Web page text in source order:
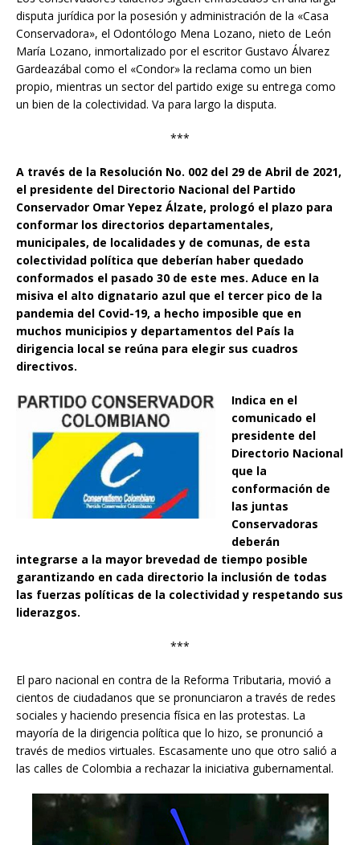
disputa jurídica por la posesión y administración de la «Casa
Conservadora», el Odontólogo Mena Lozano, nieto de León
María Lozano, inmortalizado por el escritor Gustavo Álvarez
Gardeazábal como el «Condor» la reclama como un bien
propio, mientras un sector del partido exige su entrega como
un bien de la colectividad. Va para largo la disputa.
***
A través de la Resolución No. 002 del 29 de Abril de 2021,
el presidente del Directorio Nacional del Partido
Conservador Omar Yepez Álzate, prologó el plazo para
conformar los directorios departamentales,
municipales, de localidades y de comunas, de esta
colectividad política que deberían haber quedado
conformados el pasado 30 de este mes. Aduce en la
misiva el alto dignatario azul que el tercer pico de la
pandemia del Covid-19, a hecho imposible que en
muchos municipios y departamentos del País la
dirigencia local se reúna para elegir sus cuadros
directivos.
Indica en el
comunicado el
presidente del
Directorio Nacional
que la
conformación de
las juntas
Conservadoras
deberán
integrarse a la mayor brevedad de tiempo posible
garantizando en cada directorio la inclusión de todas
las fuerzas políticas de la colectividad y respetando sus
liderazgos.
***
El paro nacional en contra de la Reforma Tributaria, movió a
cientos de ciudadanos que se pronunciaron a través de redes
sociales y haciendo presencia física en las protestas. La
mayoría de la dirigencia política que lo hizo, se pronunció a
través de medios virtuales. Escasamente uno que otro salió a
las calles de Colombia a rechazar la iniciativa gubernamental.